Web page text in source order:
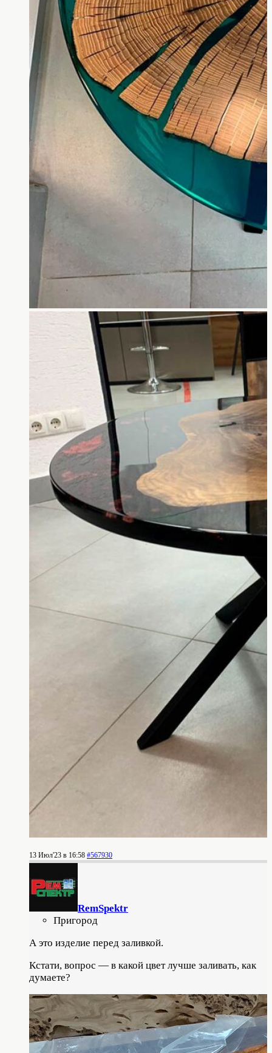
13 Июл'23 в 16:58 #567930
RemSpektr
Пригород
А это изделие перед заливкой.
Кстати, вопрос — в какой цвет лучше заливать, как
думаете?